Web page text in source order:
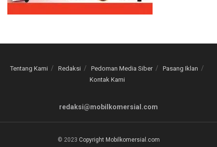
Tentang Kami Redaksi Pedoman Media Siber
Pasang Iklan
Kontak Kami
redaksi@mobilkomersial.com
© 2023 Copyright Mobilkomersial.com